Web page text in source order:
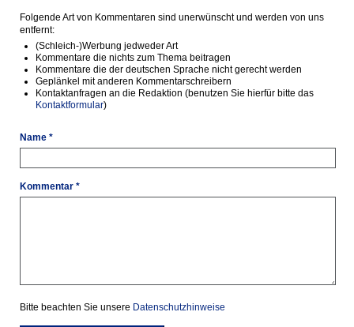
Folgende Art von Kommentaren sind unerwünscht und werden von uns
entfernt:
(Schleich-)Werbung jedweder Art
Kommentare die nichts zum Thema beitragen
Kommentare die der deutschen Sprache nicht gerecht werden
Geplänkel mit anderen Kommentarschreibern
Kontaktanfragen an die Redaktion (benutzen Sie hierfür bitte das
Kontaktformular)
Name *
Kommentar *
Bitte beachten Sie unsere Datenschutzhinweise